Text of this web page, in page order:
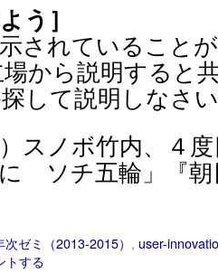
う］
されていること
場から説明すると
して説明しなさ
）スノボ竹内、４
ソチ五輪」『朝
ゼミ（2013-2015） , user-
トする